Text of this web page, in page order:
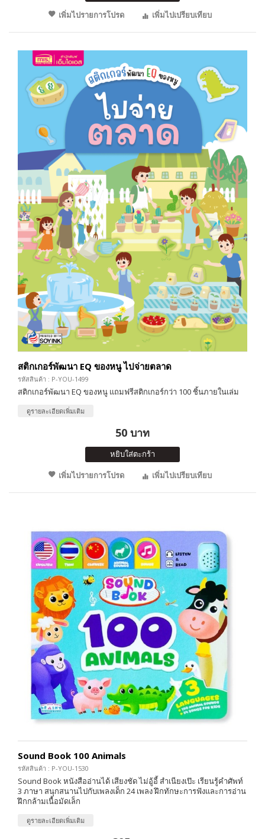
เพิ่มไปรายการโปรด
เพิ่มไปเปรียบเทียบ
สติกเกอร์พัฒนา EQ ของหนู ไปจ่ายตลาด
รหัสสินค้า : P-YOU-1499
สติกเกอร์พัฒนา EQ ของหนู แถมฟรีสติกเกอร์กว่า 100 ชิ้นภายในเล่ม
ดูรายละเอียดเพิ่มเติม
50 บาท
หยิบใส่ตะกร้า
เพิ่มไปรายการโปรด
เพิ่มไปเปรียบเทียบ
Sound Book 100 Animals
รหัสสินค้า : P-YOU-1530
Sound Book หนังสืออ่านได้ เสียงชัด ไม่อู้อี้ สำเนียงเป๊ะ เรียนรู้คำศัพท์
3 ภาษา สนุกสนานไปกับเพลงเด็ก 24 เพลง ฝึกทักษะการฟังและการอ่าน
ฝึกกล้ามเนื้อมัดเล็ก
ดูรายละเอียดเพิ่มเติม